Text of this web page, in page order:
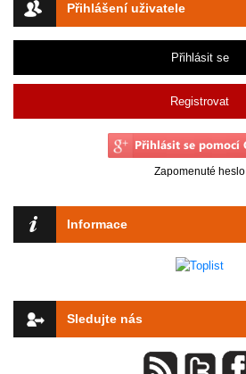
Přihlášení uživatele
Přihlásit se
Registrovat
Zapomenuté heslo
Informace
Sledujte nás